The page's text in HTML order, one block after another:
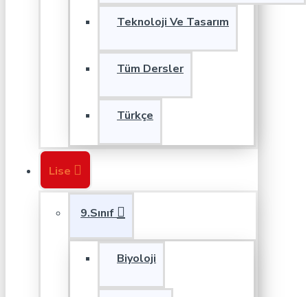
Teknoloji Ve Tasarım
Tüm Dersler
Türkçe
Lise
9.Sınıf
Biyoloji